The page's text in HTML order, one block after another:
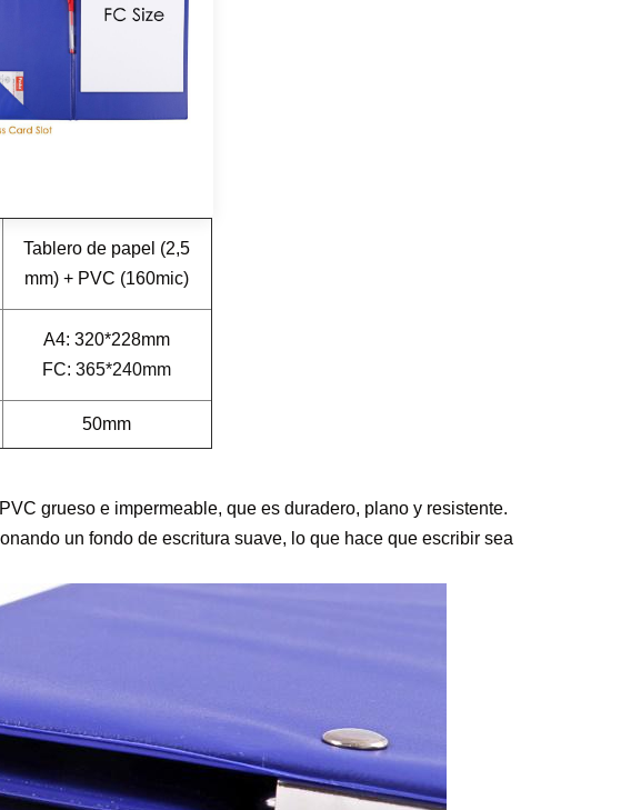
Tablero de papel (2,5
mm) + PVC (160mic)
A4: 320*228mm
FC: 365*240mm
50mm
grueso e impermeable, que es duradero, plano y resistente.
un fondo de escritura suave, lo que hace que escribir sea